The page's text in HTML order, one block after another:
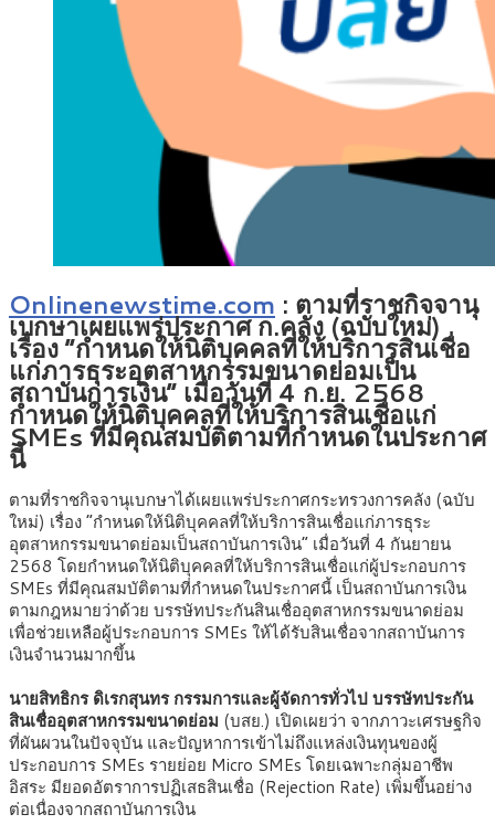
Onlinenewstime.com : ตามที่ราชกิจจานุ
เบกษาเผยแพร่ประกาศ ก.คลัง (ฉบับใหม่)
เรื่อง “กำหนดให้นิติบุคคลที่ให้บริการสินเชื่อ
แก่ภารธุระอุตสาหกรรมขนาดย่อมเป็น
สถาบันการเงิน” เมื่อวันที่ 4 ก.ย. 2568
กำหนดให้นิติบุคคลที่ให้บริการสินเชื่อแก่
SMEs ที่มีคุณสมบัติตามที่กำหนดในประกาศ
นี้
ตามที่ราชกิจจานุเบกษาได้เผยแพร่ประกาศกระทรวงการคลัง (ฉบับ
ใหม่) เรื่อง “กำหนดให้นิติบุคคลที่ให้บริการสินเชื่อแก่ภารธุระ
อุตสาหกรรมขนาดย่อมเป็นสถาบันการเงิน” เมื่อวันที่ 4 กันยายน
2568 โดยกำหนดให้นิติบุคคลที่ให้บริการสินเชื่อแก่ผู้ประกอบการ
SMEs ที่มีคุณสมบัติตามที่กำหนดในประกาศนี้ เป็นสถาบันการเงิน
ตามกฎหมายว่าด้วย บรรษัทประกันสินเชื่ออุตสาหกรรมขนาดย่อม
เพื่อช่วยเหลือผู้ประกอบการ SMEs ให้ได้รับสินเชื่อจากสถาบันการ
เงินจำนวนมากขึ้น
นายสิทธิกร ดิเรกสุนทร กรรมการและผู้จัดการทั่วไป บรรษัทประกัน
สินเชื่ออุตสาหกรรมขนาดย่อม (บสย.) เปิดเผยว่า จากภาวะเศรษฐกิจ
ที่ผันผวนในปัจจุบัน และปัญหาการเข้าไม่ถึงแหล่งเงินทุนของผู้
ประกอบการ SMEs รายย่อย Micro SMEs โดยเฉพาะกลุ่มอาชีพ
อิสระ มียอดอัตราการปฏิเสธสินเชื่อ (Rejection Rate) เพิ่มขึ้นอย่าง
ต่อเนื่องจากสถาบันการเงิน